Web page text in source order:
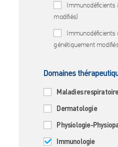
Immunodéficients
modifiés)
Immunodéficients
génétiquement
Domaines
Maladies
Dermatologie
Physiologie-
Immunologie